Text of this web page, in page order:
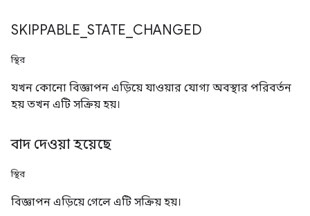
SKIPPABLE STATE CHANGED
স্থির
যখন কোনো বিজ্ঞাপন এড়িয়ে যাওয়ার যোগ্য অবস্থার পরিবর্তন
হয় তখন এটি সক্রিয় হয়।
বাদ দেওয়া হয়েছে
স্থির
বিজ্ঞাপন এড়িয়ে গেলে এটি সক্রিয় হয়।